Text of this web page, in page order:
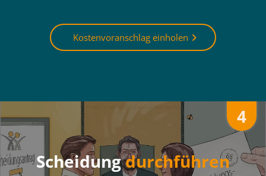
Kostenvoranschlag einholen
4
Scheidungdurchführen